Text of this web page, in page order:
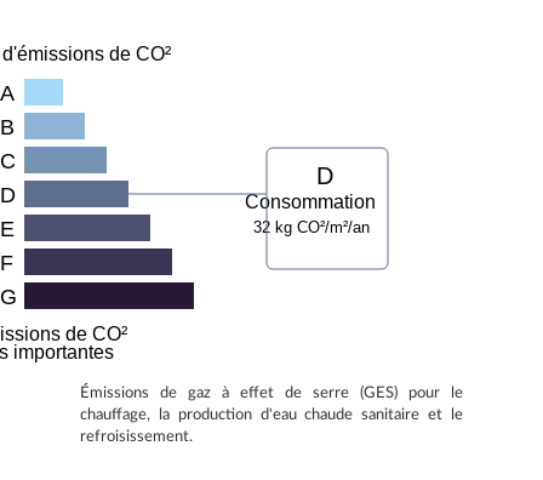
de CO²
A
B
C
D
Consommation
32 kg CO²/m²/an
D
E
F
G
de CO²
importantes
Émissions de gaz à effet de serre (GES) pour le
chauffage, la production d'eau chaude sanitaire et le
refroisissement.